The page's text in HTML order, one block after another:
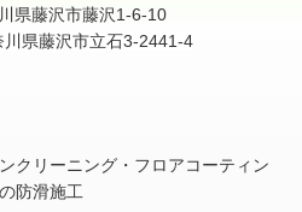
藤沢市藤沢1-6-10
県藤沢市立石3-2441-4
クリーニング・フロアコーティン
防滑施工